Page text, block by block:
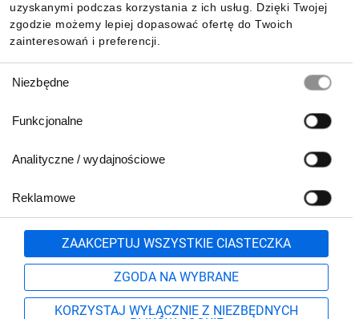
uzyskanymi podczas korzystania z ich usług. Dzięki Twojej
zgodzie możemy lepiej dopasować ofertę do Twoich
zainteresowań i preferencji.
zgody
Niezbędne
Funkcjonalne
Analityczne / wydajnościowe
Reklamowe
ZAAKCEPTUJ WSZYSTKIE CIASTECZKA
ZGODA NA WYBRANE
KORZYSTAJ WYŁĄCZNIE Z NIEZBĘDNYCH
801 500 700 lub
71 37 61 600
Formularz kontaktowy